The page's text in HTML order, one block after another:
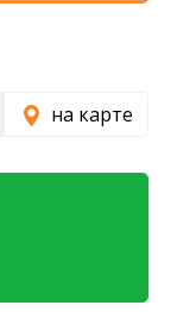
на карте